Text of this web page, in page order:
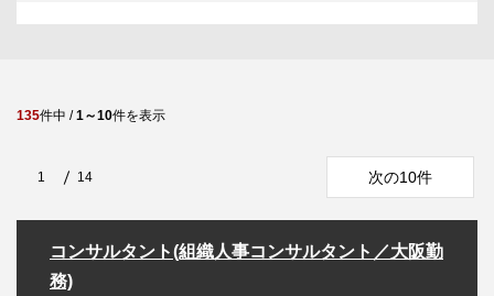
135件中 /1～10件を表示
1 14 次の10件
コンサルタント(組織人事コンサルタント／大阪勤
務)